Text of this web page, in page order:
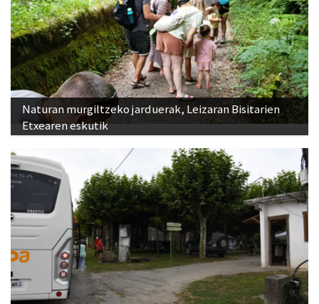
Naturan murgiltzeko jarduerak, Leizaran Bisitarien
Etxearen eskutik